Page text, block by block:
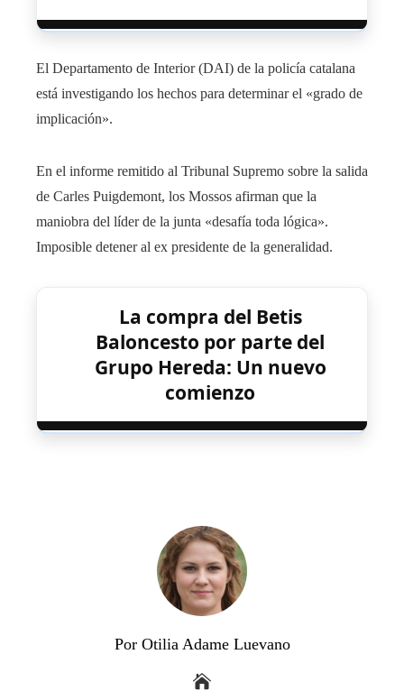
El Departamento de Interior (DAI) de la policía catalana
está investigando los hechos para determinar el «grado de
implicación».
En el informe remitido al Tribunal Supremo sobre la salida
de Carles Puigdemont, los Mossos afirman que la
maniobra del líder de la junta «desafía toda lógica».
Imposible detener al ex presidente de la generalidad.
La compra del Betis
Baloncesto por parte del
Grupo Hereda: Un nuevo
comienzo
Por Otilia Adame Luevano